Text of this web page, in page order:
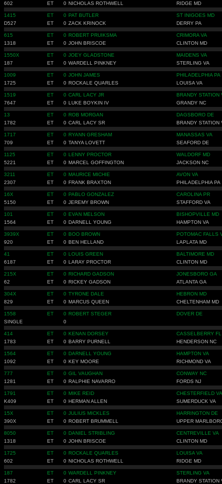
602
ET 0 NICHOLAS ROTHWELL RIDGE MD
1415 ET 0 PAT BUTLER
ST INIGOES MD
D527
ET 0 ZACK KRINOCK DERRY PA
615 ET 0 ROBERT PRUIKSMA
CRIMORA VA
1318
ET 0 JOHN BRISCOE CLINTON MD
1550X ET 0 JOEY GLADSTONE
MAIDENS VA
187
ET 0 WARDELL PINKNEY STERLING VA
1009 ET 0 JOHN JAMES
PHILADELPHIA PA
1725
ET 0 ROCKALE QUARLES LOUISA VA
1519 ET 0 CARL LACY JR
BRANDY STATION
7647
ET 0 LUKE BOYKIN IV GRANDY NC
13 ET 0 ROB MORGAN
DAGSBORO DE
1782
ET 0 CARL LACY SR BRANDY STATION
1717 ET 0 RYANN GRESHAM
MANASSAS VA
709
ET 0 TANYA LOVETT SEAFORD DE
1125 ET 0 LENNY PROCTOR
WALDORF MD
5221
ET 0 MARCEL GOFFINGTON JACKSON NC
3211 ET 0 MAURICE MICHIE
AVON VA
2307
ET 0 FRANK BRAXTON PHILADELPHIA PA
16X ET 0 PABLO GONZALEZ
CAROLINA PR
5150
ET 0 JEREMY BROWN STAFFORD VA
101 ET 0 EVAN MELSON
BISHOPVILLE MD
1564
ET 0 DARNELL YOUNG HAMPTON VA
3939X ET 0 BOO BROWN
POTOMAC FALLS
920
ET 0 BEN HELLAND LAPLATA MD
41 ET 0 LOUIS GREEN
BALTIMORE MD
6187
ET 0 LARAY PROCTOR CLINTON MD
215X ET 0 RICHARD GADSON
JONESBORO GA
62
ET 0 RICKEY GADSON ATLANTA GA
304X ET 0 TYRONE DALE
HEBRON MD
829
ET 0 MARCUS QUEEN CHELTENHAM MD
1558 ET 0 ROBERT STEGER
DOVER DE
SINGLE
0
414 ET 0 KENAN DORSEY
CASSELBERRY FL
1783
ET 0 BARRY PURNELL HENDERSON NC
1564 ET 0 DARNELL YOUNG
HAMPTON VA
1092
ET 0 KEY MOORE RICHMOND VA
777 ET 0 GIL VAUGHAN
CONWAY NC
1281
ET 0 RALPHIE NAVARRO FORDS NJ
1791 ET 0 MIKE REID
CHESTERFIELD VA
K409
ET 0 HERMAN ALLEN SUMERDUCK VA
15X ET 0 JULIUS MICKLES
HARRINGTON DE
390X
ET 0 ROBERT BRUMMELL UPPER
8050 ET 0 DANIEL STRIBLING
CENTREVILLE VA
1318
ET 0 JOHN BRISCOE CLINTON MD
1725 ET 0 ROCKALE QUARLES
LOUISA VA
602
ET 0 NICHOLAS ROTHWELL RIDGE MD
187 ET 0 WARDELL PINKNEY
STERLING VA
1782
ET 0 CARL LACY SR BRANDY STATION